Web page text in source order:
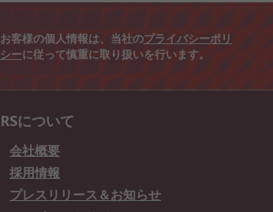
お客様の個人情報は、当社のプライバシーポリ
シーに従って慎重に取り扱いを行います。
RSについて
会社概要
採用情報
プレスリリース＆お知らせ